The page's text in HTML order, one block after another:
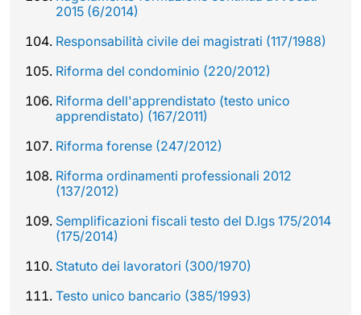
2015 (6/2014)
Responsabilità civile dei magistrati (117/1988)
Riforma del condominio (220/2012)
Riforma dell'apprendistato (testo unico
apprendistato) (167/2011)
Riforma forense (247/2012)
Riforma ordinamenti professionali 2012
(137/2012)
Semplificazioni fiscali testo del D.lgs 175/2014
(175/2014)
Statuto dei lavoratori (300/1970)
Testo unico bancario (385/1993)